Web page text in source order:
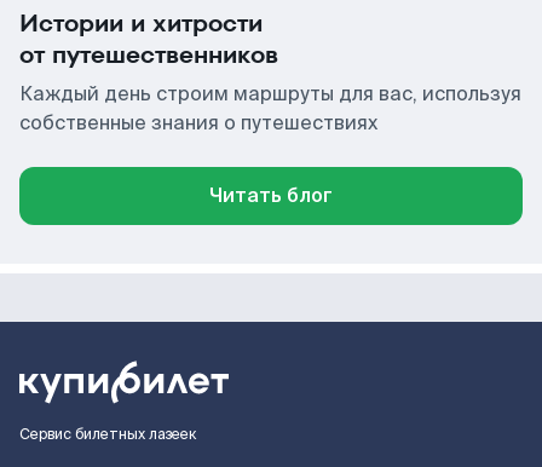
Истории и хитрости
от путешественников
Каждый день строим маршруты для вас, используя
собственные знания о путешествиях
Читать блог
Сервис билетных лазеек